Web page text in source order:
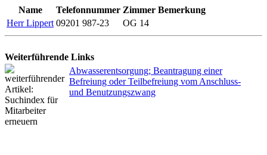
Name Telefonnummer Zimmer Bemerkung
Herr Lippert 09201 987-23 OG 14
Weiterführende Links
Abwasserentsorgung; Beantragung einer
Befreiung oder Teilbefreiung vom Anschluss-
und Benutzungszwang